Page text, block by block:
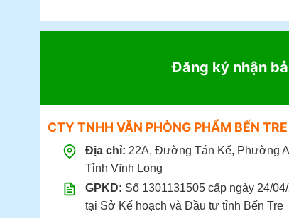
Đăng ký nhận
CTY TNHH VĂN PHÒNG PHẨM BẾN TRE
Địa chỉ: 22A, Đường Tán Kế, Phường
Tỉnh Vĩnh Long
GPKD: Số 1301131505 cấp ngày 24/
tại Sở Kế hoạch và Đầu tư tỉnh Bến Tre